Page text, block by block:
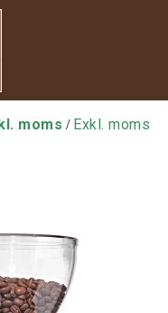
moms / Exkl. moms